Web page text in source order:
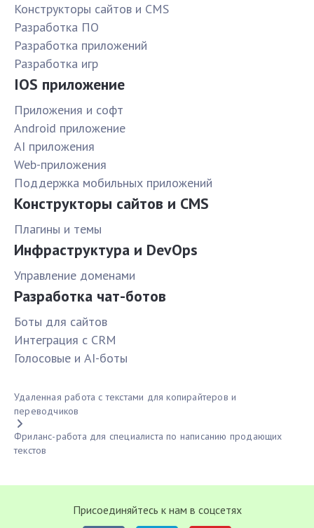
Конструкторы сайтов и CMS
Разработка ПО
Разработка приложений
Разработка игр
IOS приложение
Приложения и софт
Android приложение
AI приложения
Web-приложения
Поддержка мобильных приложений
Конструкторы сайтов и CMS
Плагины и темы
Инфраструктура и DevOps
Управление доменами
Разработка чат-ботов
Боты для сайтов
Интеграция с CRM
Голосовые и AI-боты
Удаленная работа с текстами для копирайтеров и
переводчиков
Фриланс-работа для специалиста по написанию продающих
текстов
Присоединяйтесь к нам в соцсетях